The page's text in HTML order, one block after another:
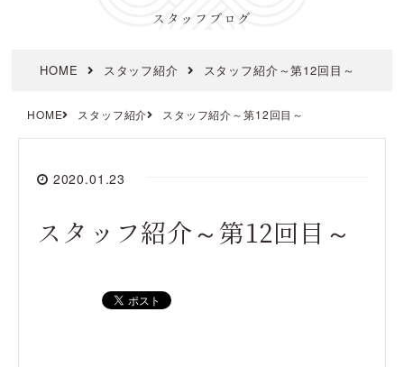
スタッフブログ
HOME スタッフ紹介 スタッフ紹介～第12回目～
HOME スタッフ紹介 スタッフ紹介～第12回目～
2020.01.23
スタッフ紹介～第12回目～